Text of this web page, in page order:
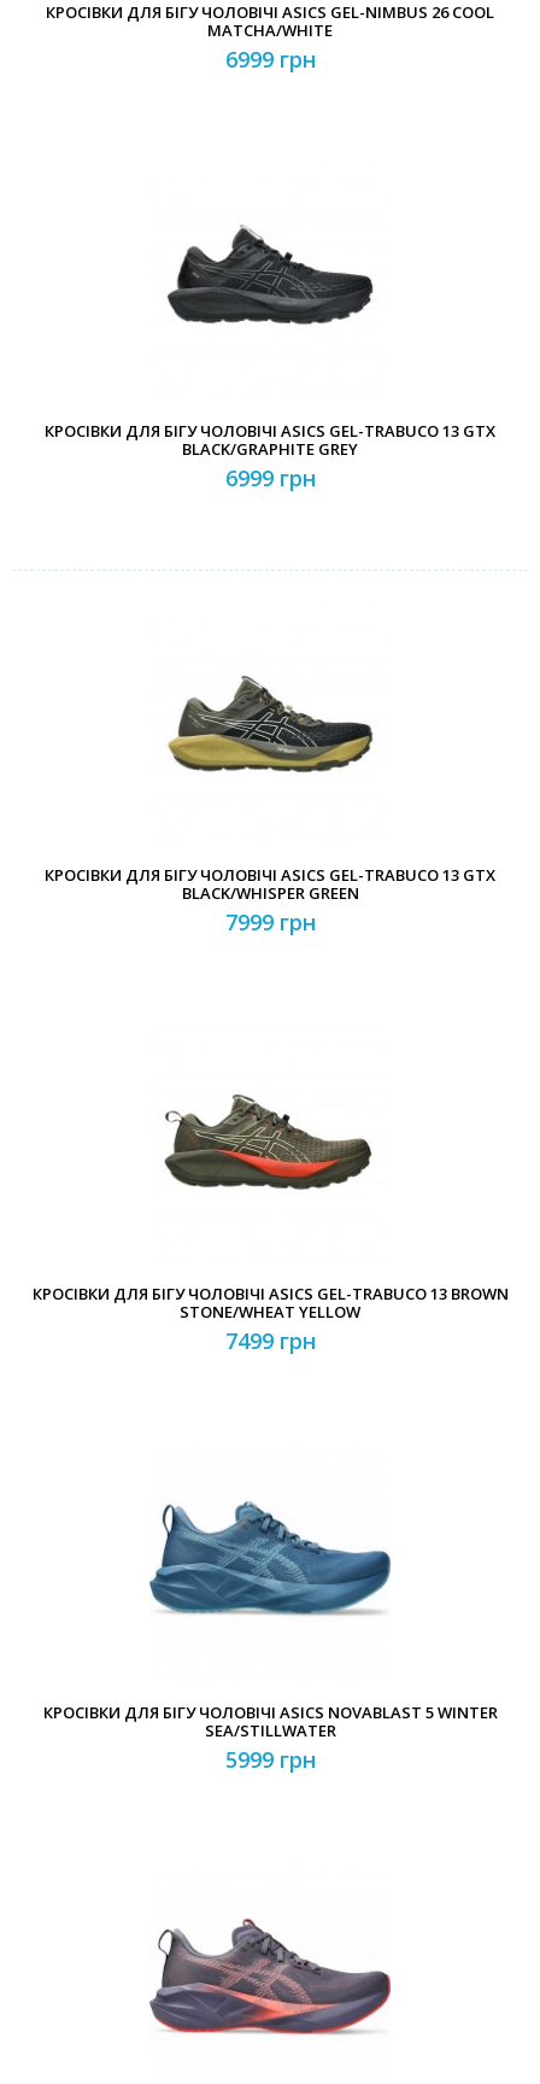
КРОСІВКИ ДЛЯ БІГУ ЧОЛОВІЧІ ASICS GEL-NIMBUS 26 COOL
MATCHA/WHITE
6999 грн
КРОСІВКИ ДЛЯ БІГУ ЧОЛОВІЧІ ASICS GEL-TRABUCO 13 GTX
BLACK/GRAPHITE GREY
6999 грн
КРОСІВКИ ДЛЯ БІГУ ЧОЛОВІЧІ ASICS GEL-TRABUCO 13 GTX
BLACK/WHISPER GREEN
7999 грн
КРОСІВКИ ДЛЯ БІГУ ЧОЛОВІЧІ ASICS GEL-TRABUCO 13 BROWN
STONE/WHEAT YELLOW
7499 грн
КРОСІВКИ ДЛЯ БІГУ ЧОЛОВІЧІ ASICS NOVABLAST 5 WINTER
SEA/STILLWATER
5999 грн